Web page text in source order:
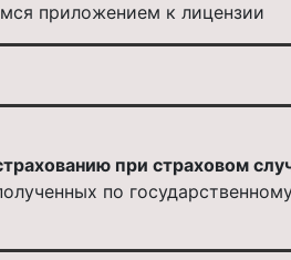
приложением к лицензии
при страховом
по